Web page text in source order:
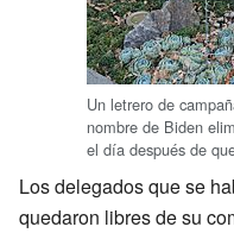
Un letrero de
nombre de Biden
el día después de
Los delegados que se
quedaron libres de su